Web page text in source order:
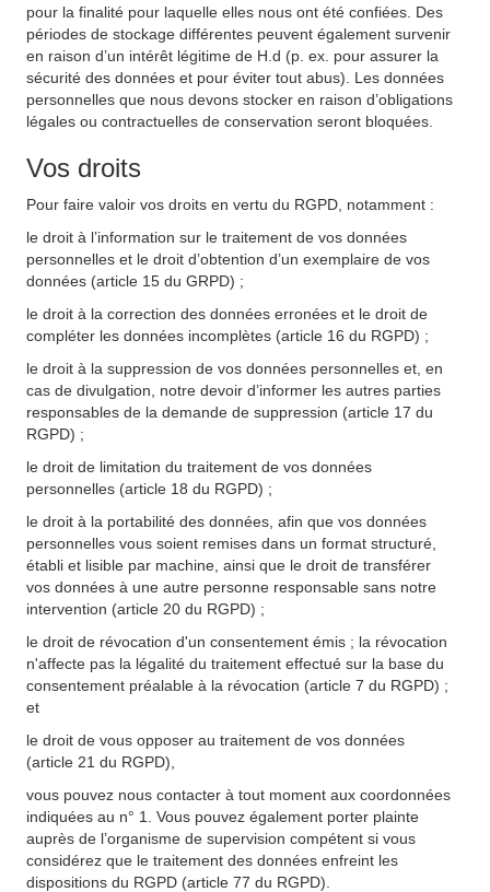
pour la finalité pour laquelle elles nous ont été confiées. Des
périodes de stockage différentes peuvent également survenir
en raison d’un intérêt légitime de H.d (p. ex. pour assurer la
sécurité des données et pour éviter tout abus). Les données
personnelles que nous devons stocker en raison d’obligations
légales ou contractuelles de conservation seront bloquées.
Vos droits
Pour faire valoir vos droits en vertu du RGPD, notamment :
le droit à l’information sur le traitement de vos données
personnelles et le droit d’obtention d’un exemplaire de vos
données (article 15 du GRPD) ;
le droit à la correction des données erronées et le droit de
compléter les données incomplètes (article 16 du RGPD) ;
le droit à la suppression de vos données personnelles et, en
cas de divulgation, notre devoir d’informer les autres parties
responsables de la demande de suppression (article 17 du
RGPD) ;
le droit de limitation du traitement de vos données
personnelles (article 18 du RGPD) ;
le droit à la portabilité des données, afin que vos données
personnelles vous soient remises dans un format structuré,
établi et lisible par machine, ainsi que le droit de transférer
vos données à une autre personne responsable sans notre
intervention (article 20 du RGPD) ;
le droit de révocation d'un consentement émis ; la révocation
n'affecte pas la légalité du traitement effectué sur la base du
consentement préalable à la révocation (article 7 du RGPD) ;
et
le droit de vous opposer au traitement de vos données
(article 21 du RGPD),
vous pouvez nous contacter à tout moment aux coordonnées
indiquées au n° 1. Vous pouvez également porter plainte
auprès de l’organisme de supervision compétent si vous
considérez que le traitement des données enfreint les
dispositions du RGPD (article 77 du RGPD).